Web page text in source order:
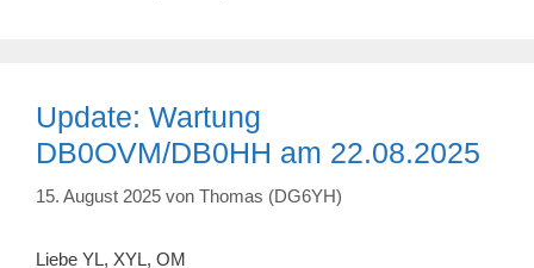
Update: Wartung
DB0OVM/DB0HH am 22.08.2025
15. August 2025 von Thomas (DG6YH)
Liebe YL, XYL, OM